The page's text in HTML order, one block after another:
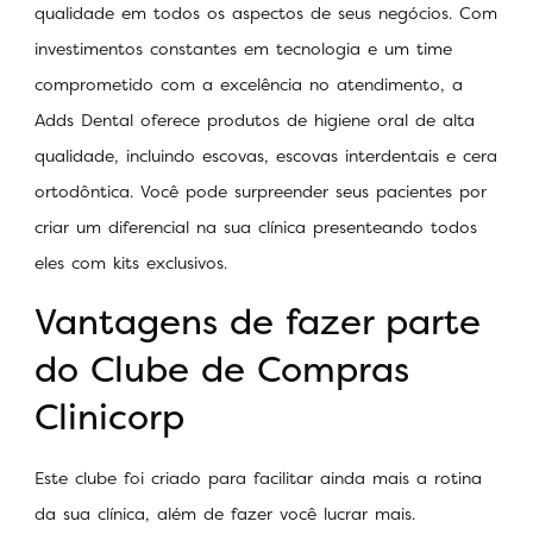
qualidade em todos os aspectos de seus negócios. Com
investimentos constantes em tecnologia e um time
comprometido com a excelência no atendimento, a
Adds Dental oferece produtos de higiene oral de alta
qualidade, incluindo escovas, escovas interdentais e cera
ortodôntica. Você pode surpreender seus pacientes por
criar um diferencial na sua clínica presenteando todos
eles com kits exclusivos.
Vantagens de fazer parte
do Clube de Compras
Clinicorp
Este clube foi criado para facilitar ainda mais a rotina
da sua clínica, além de fazer você lucrar mais.